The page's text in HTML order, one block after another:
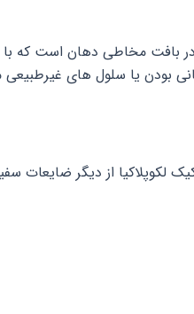
بودن یا سلول های
از دیگر ضایعات